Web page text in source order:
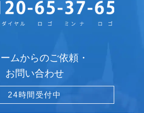
ムからのご依頼・
お問い合わせ
24時間受付中